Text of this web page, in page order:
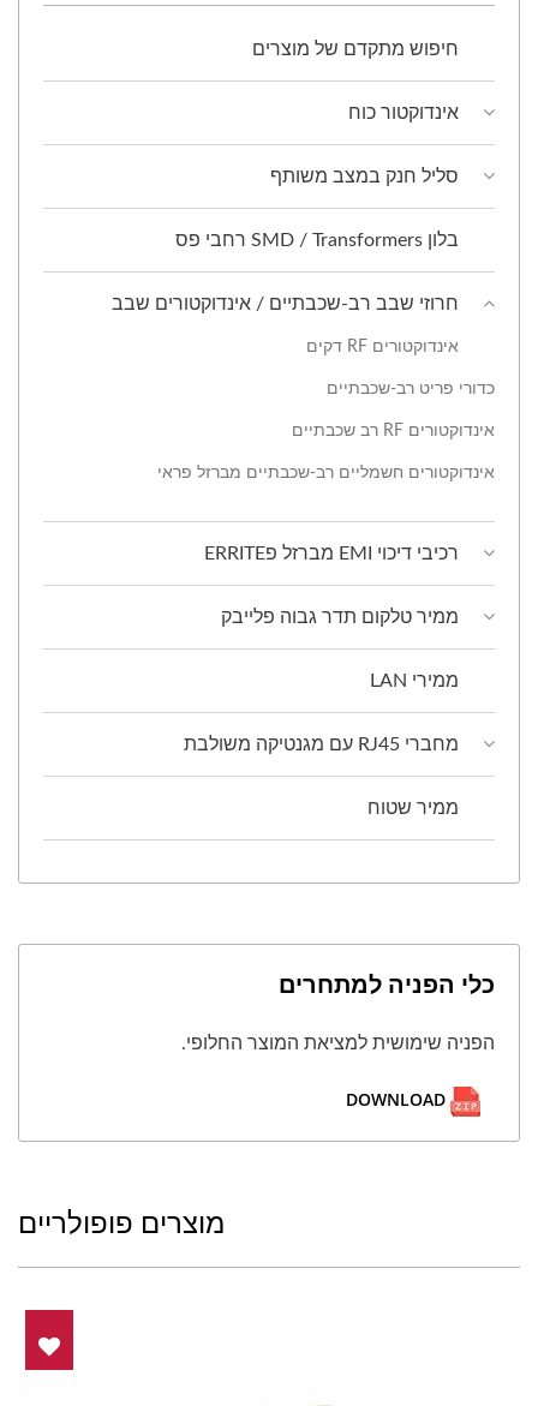
חיפוש מתקדם של מוצרים
אינדוקטור כוח
סליל חנק במצב משותף
בלון SMD / Transformers רחבי פס
חרוזי שבב רב-שכבתיים / אינדוקטורים שבב
אינדוקטורים RF דקים
כדורי פריט רב-שכבתיים
אינדוקטורים RF רב שכבתיים
אינדוקטורים חשמליים רב-שכבתיים מברזל פראי
רכיבי דיכוי EMI מברזל פERRITE
ממיר טלקום תדר גבוה פלייבק
ממירי LAN
מחברי RJ45 עם מגנטיקה משולבת
ממיר שטוח
כלי הפניה למתחרים
הפניה שימושית למציאת המוצר החלופי.
מוצרים פופולריים